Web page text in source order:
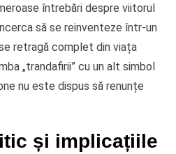
întrebări despre viitorul
să se reinventeze într-un
retragă complet din viața
„trandafirii” cu un alt simbol
nu este dispus să renunțe
și implicațiile